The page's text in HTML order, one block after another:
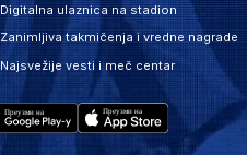
Digitalna ulaznica na stadion
Zanimljiva takmičenja i vredne nagrade
Najsvežije vesti i meč centar